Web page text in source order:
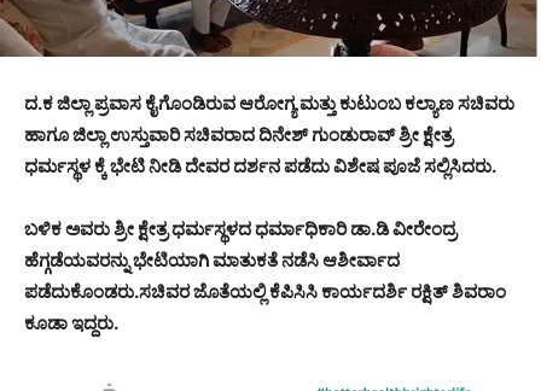
ದ.ಕ ಜಿಲ್ಲಾ ಪ್ರವಾಸ ಕೈಗೊಂಡಿರುವ ಆರೋಗ್ಯ ಮತ್ತು ಕುಟುಂಬ ಕಲ್ಯಾಣ ಸಚಿವರು
ಹಾಗೂ ಜಿಲ್ಲಾ ಉಸ್ತುವಾರಿ ಸಚಿವರಾದ ದಿನೇಶ್ ಗುಂಡುರಾವ್ ಶ್ರೀ ಕ್ಷೇತ್ರ
ಧರ್ಮಸ್ಥಳ ಕ್ಕೆ ಭೇಟಿ ನೀಡಿ ದೇವರ ದರ್ಶನ ಪಡೆದು ವಿಶೇಷ ಪೂಜೆ ಸಲ್ಲಿಸಿದರು.
ಬಳಿಕ ಅವರು ಶ್ರೀ ಕ್ಷೇತ್ರ ಧರ್ಮಸ್ಥಳದ ಧರ್ಮಾಧಿಕಾರಿ ಡಾ.ಡಿ ವೀರೇಂದ್ರ
ಹೆಗ್ಗಡೆಯವರನ್ನು ಭೇಟಿಯಾಗಿ ಮಾತುಕತೆ ನಡೆಸಿ ಆಶೀರ್ವಾದ
ಪಡೆದುಕೊಂಡರು.ಸಚಿವರ ಜೊತೆಯಲ್ಲಿ ಕೆಪಿಸಿಸಿ ಕಾರ್ಯದರ್ಶಿ ರಕ್ಷಿತ್ ಶಿವರಾಂ
ಕೂಡಾ ಇದ್ದರು.